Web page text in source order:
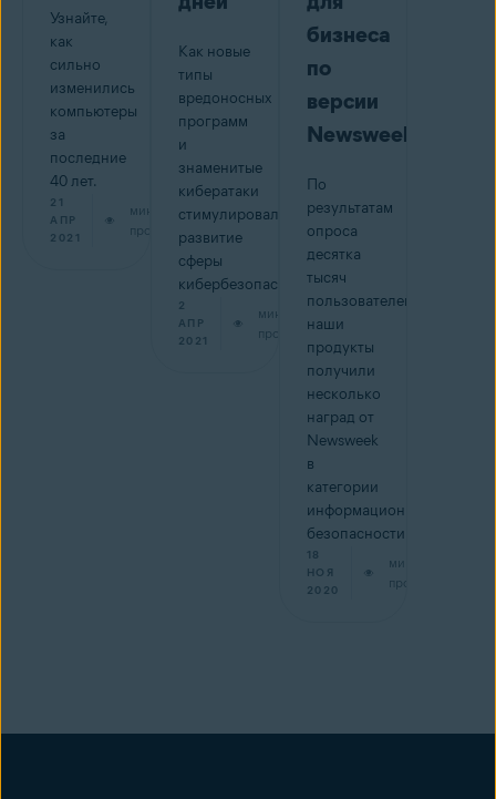
Узнайте,
как
сильно
изменились
компьютеры
за
последние
40 лет.
21
АПР
2021
мин на
прочтение
Как новые
типы
вредоносных
программ
и
знаменитые
кибератаки
стимулировали
развитие
сферы
кибербезопасности.
2
АПР
2021
мин на
прочтение
бизнеса
по
версии
Newsweek
По
результатам
опроса
десятка
тысяч
пользователей,
наши
продукты
получили
несколько
наград от
Newsweek
в
категории
информационной
безопасности.
18
НОЯ
2020
мин на
прочтение